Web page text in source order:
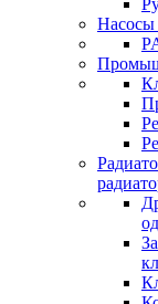
Насосы